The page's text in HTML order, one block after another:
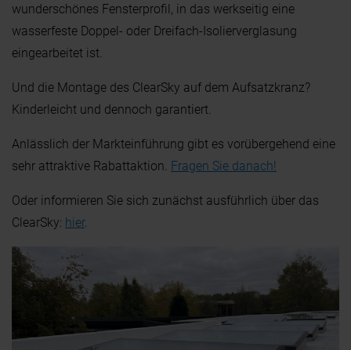
wunderschönes Fensterprofil, in das werkseitig eine
wasserfeste Doppel- oder Dreifach-Isolierverglasung
eingearbeitet ist.
Und die Montage des ClearSky auf dem Aufsatzkranz?
Kinderleicht und dennoch garantiert.
Anlässlich der Markteinführung gibt es vorübergehend eine
sehr attraktive Rabattaktion. Fragen Sie danach!
Oder informieren Sie sich zunächst ausführlich über das
ClearSky: hier.